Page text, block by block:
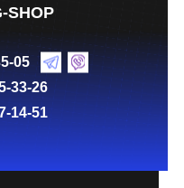
SHOP
05
33-26
14-51